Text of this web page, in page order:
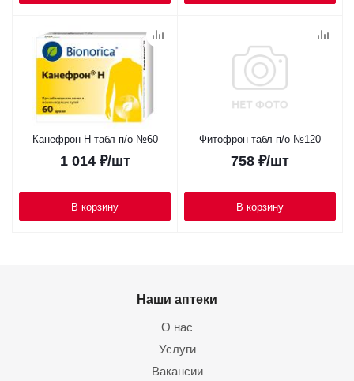
Канефрон Н табл п/о №60
1 014₽/шт
В корзину
Фитофрон табл п/о №120
758 ₽/шт
В корзину
Наши аптеки
О нас
Услуги
Вакансии